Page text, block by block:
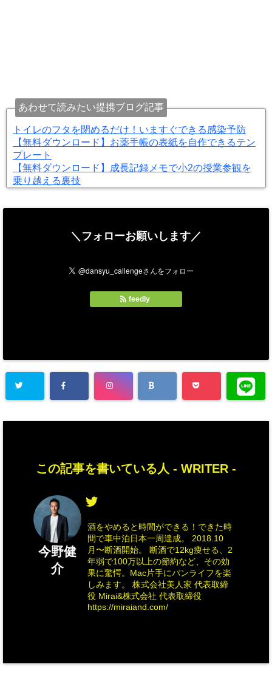
あわせて読みたい提携ブログ記事
トイレのフタを閉めるだけ！いますぐできる感染予防
【無料ダウンロード】お薬手帳の表紙を自作できるテン
プレート
【無料ダウンロード】成長記録メモで小2の授業参観を
乗り越える裏技
＼フォローお願いします／
feedly
この記事を書いている人 - WRITER -
今野健
介
酒をやめると時間ができる！できた時
間で車中泊日本一周達成。 2018.10
月〜断酒開始。 断酒で12kg痩せる、2
年弱で100万以上の節約など、その効
果に驚愕。Mac片手にバンライフを楽
しみます。 株式会社美人家 代表取締
役 Mirai&株式会社 代表取締役
https://miraiand.com/